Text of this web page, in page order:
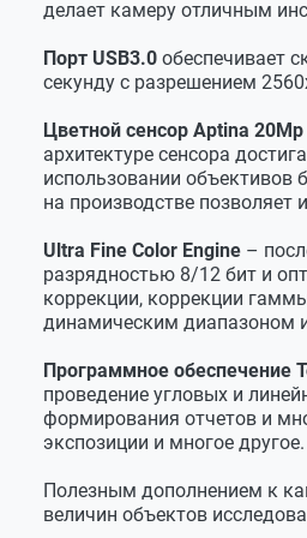
делает камеру отличным
Порт USB3.0 обеспечивает
секунду с разрешением
Цветной сенсор Aptina 20Мр
архитектуре сенсора
использовании объективов
на производстве
Ultra Fine Color Engine –
разрядностью 8/12 бит и
коррекции, коррекции
динамическим диапазоном
Программное обеспечение
проведение угловых и
формирования отчетов и
экспозиции и многое
Полезным дополнением к
величин объектов
Разрешение
Разрешение фото
Разрешение видео (60 к/с)
Изображение
ИК-фильтр
Спектральный диапазон
Тип развертки
Разрядность RAW
Технология Ultra Fine Color
Развертка
Чувствительность